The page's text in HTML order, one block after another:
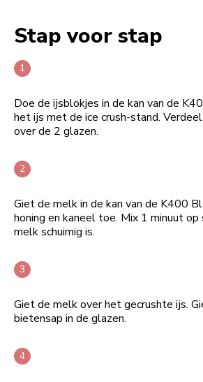
Stap voor stap
Doe de ijsblokjes in de kan van de
het ijs met de ice crush-stand.
over de 2 glazen.
Giet de melk in de kan van de K400
honing en kaneel toe. Mix 1 minuut
melk schuimig is.
Giet de melk over het gecrushte ijs.
bietensap in de glazen.